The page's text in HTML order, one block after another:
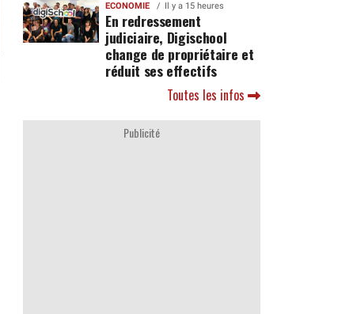
ECONOMIE Il y a 15 heures
En redressement
judiciaire, Digischool
change de propriétaire et
réduit ses effectifs
Toutes les infos
Publicité